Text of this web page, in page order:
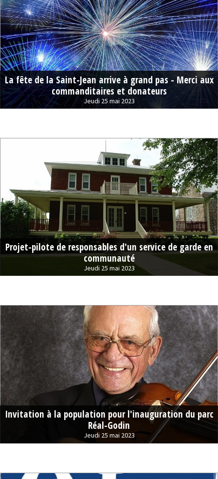
La fête de la Saint-Jean arrive à grand pas - Merci aux
commanditaires et donateurs
Jeudi 25 mai 2023
Projet-pilote de responsables d'un service de garde en
communauté
Jeudi 25 mai 2023
Invitation à la population pour l'inauguration du parc
Réal-Godin
Jeudi 25 mai 2023